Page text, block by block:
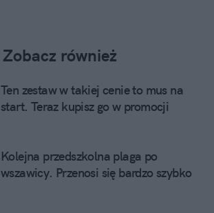
Zobacz również
Ten zestaw w takiej cenie to mus na
start. Teraz kupisz go w promocji
Kolejna przedszkolna plaga po
wszawicy. Przenosi się bardzo szybko